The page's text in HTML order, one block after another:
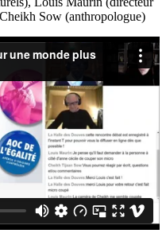
Sow (anthropologue)